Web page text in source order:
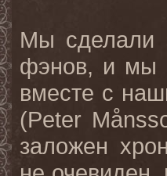
Мы сделали
фэнов, и мы
вместе с
(Peter
заложен